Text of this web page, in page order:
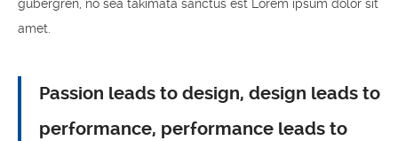
gubergren, no sea takimata sanctus est Lorem ipsum dolor sit
amet.
Passion leads to design, design leads to
performance, performance leads to